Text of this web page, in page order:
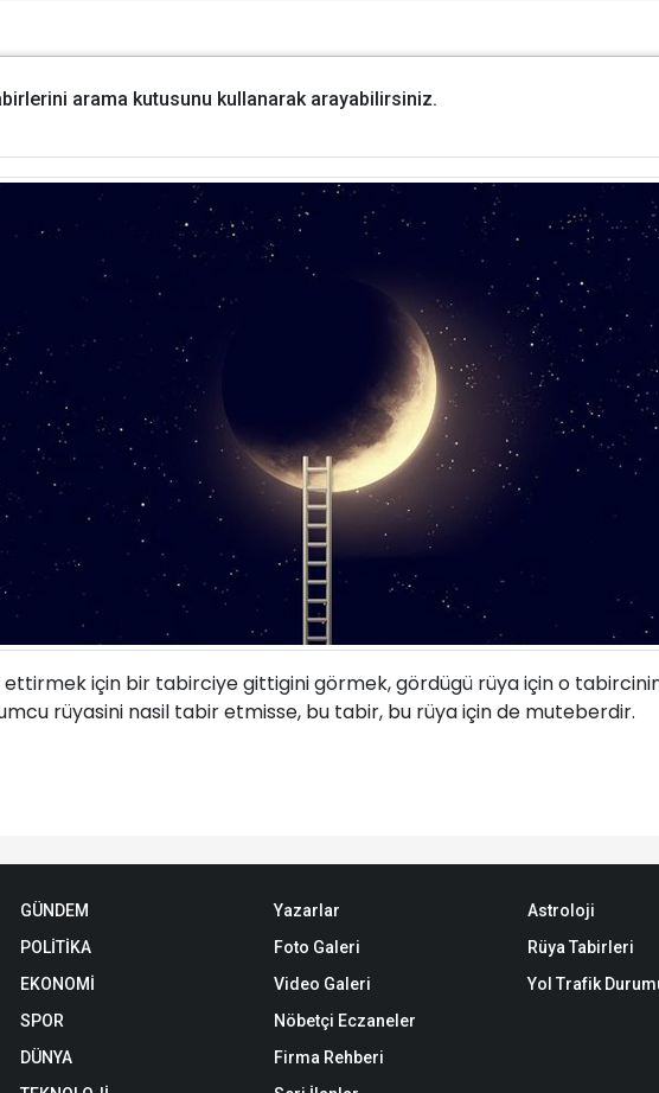
arama kutusunu kullanarak arayabilirsiniz.
için bir tabirciye gittigini görmek, gördügü rüya için o
rüyasini nasil tabir etmisse, bu tabir, bu rüya için de muteberdir.
GÜNDEM
POLİTİKA
EKONOMİ
SPOR
DÜNYA
Yazarlar
Foto Galeri
Video Galeri
Nöbetçi Eczaneler
Firma Rehberi
Astroloji
Rüya Tabirleri
Yol Trafik